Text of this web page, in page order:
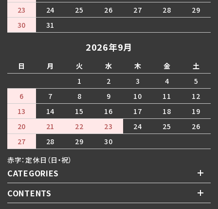
23
24 25 26 27 28
29
30
31
2026年9月
日 月 火 水 木 金
土
1
2 3 4
5
6
7 8 9 10 11
12
13
14 15 16 17 18
19
20
21 22 23 24 25
26
27
28 29
30
赤字：定休日（日・祝）
CATEGORIES
CONTENTS